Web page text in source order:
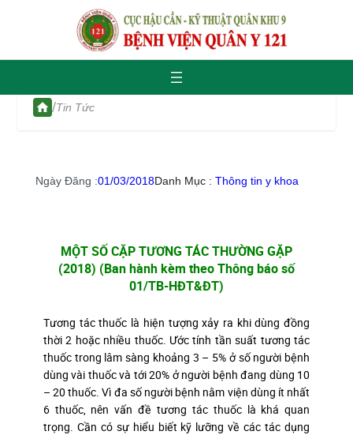
/Tin Tức
Ngày Đăng :01/03/2018Danh Mục : Thông tin y khoa
MỘT SỐ CẶP TƯƠNG TÁC THƯỜNG GẶP
(2018) (Ban hành kèm theo Thông báo số
01/TB-HĐT&ĐT)
Tương tác thuốc là hiện tượng xảy ra khi dùng đồng
thời 2 hoặc nhiều thuốc. Ước tính tần suất tương tác
thuốc trong lâm sàng khoảng 3 – 5% ở số người bệnh
dùng vài thuốc và tới 20% ở người bệnh đang dùng 10
– 20 thuốc. Vì đa số người bệnh nằm viện dùng ít nhất
6 thuốc, nên vấn đề tương tác thuốc là khá quan
trọng. Cần có sự hiểu biết kỹ lưỡng về các tác dụng